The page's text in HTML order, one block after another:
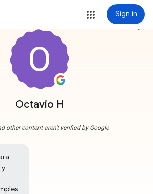
Sign in
Octavio H
more_vert
other content aren't verified by Google